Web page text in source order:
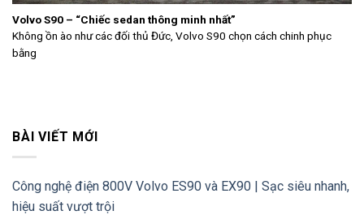
Volvo S90 – “Chiếc sedan thông minh nhất”
Không ồn ào như các đối thủ Đức, Volvo S90 chọn cách chinh phục
bằng
BÀI VIẾT MỚI
Công nghệ điện 800V Volvo ES90 và EX90 | Sạc siêu nhanh,
hiệu suất vượt trội